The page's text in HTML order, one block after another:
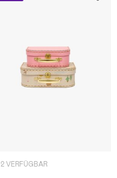
2 VERFÜGBAR